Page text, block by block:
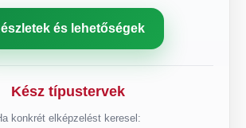
és lehetőségek
Kész típustervek
konkrét elképzelést keresel: